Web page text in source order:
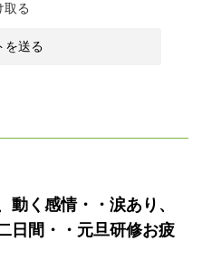
取る
動く感情・・涙あり、
日間・・元旦研修お疲